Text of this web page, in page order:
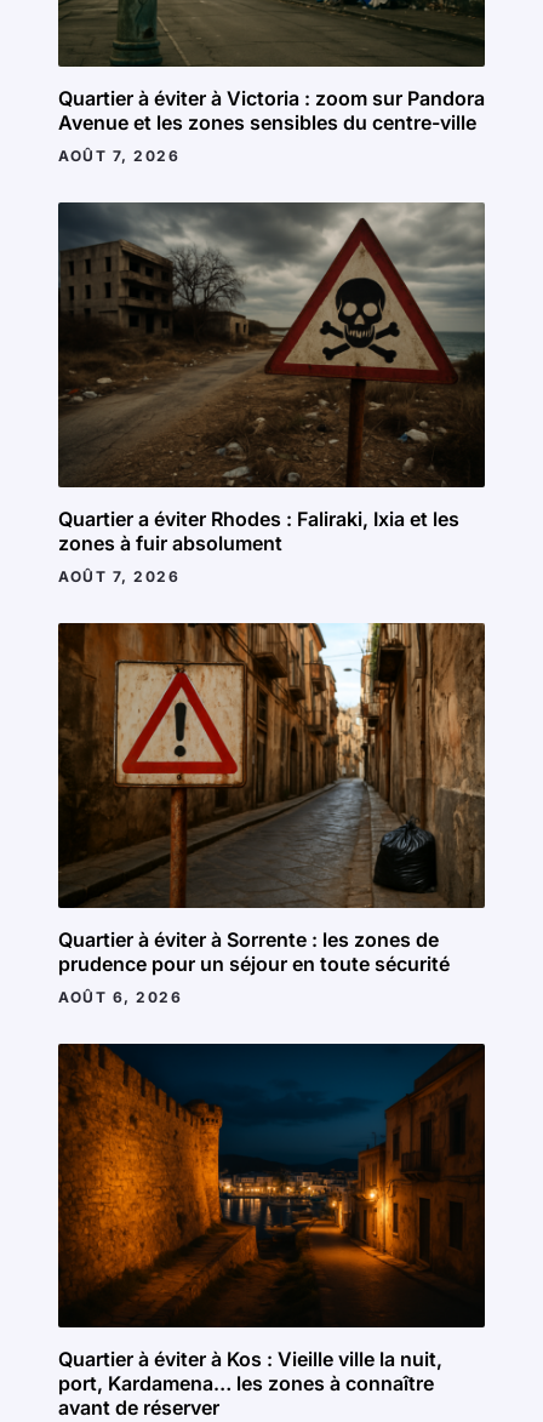
Quartier à éviter à Victoria : zoom sur Pandora
Avenue et les zones sensibles du centre-ville
AOÛT 7, 2026
Quartier a éviter Rhodes : Faliraki, Ixia et les
zones à fuir absolument
AOÛT 7, 2026
Quartier à éviter à Sorrente : les zones de
prudence pour un séjour en toute sécurité
AOÛT 6, 2026
Quartier à éviter à Kos : Vieille ville la nuit,
port, Kardamena… les zones à connaître
avant de réserver